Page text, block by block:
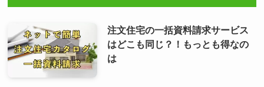
注文住宅の一括資料請求サービス
はどこも同じ？！もっとも得なの
は